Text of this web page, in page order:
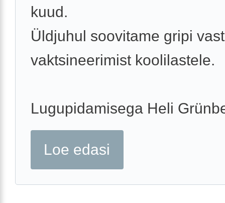
kuud.
Üldjuhul soovitame gripi
vaktsineerimist koolilastele.
Lugupidamisega Heli
Loe edasi